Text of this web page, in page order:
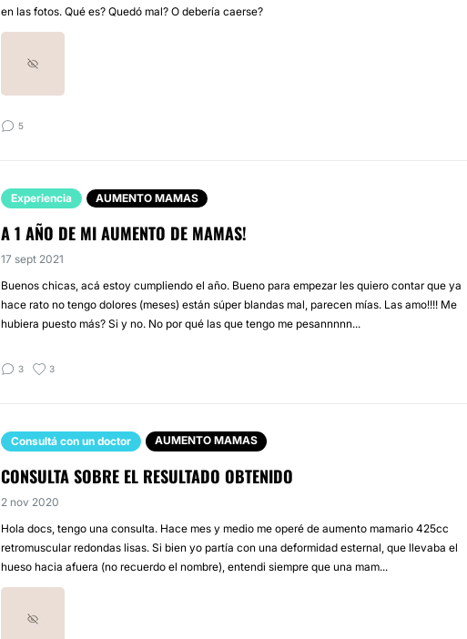
en las fotos. Qué es? Quedó mal? O debería caerse?
5
Experiencia AUMENTO MAMAS
A 1 AÑO DE MI AUMENTO DE MAMAS!
17 sept 2021
Buenos chicas, acá estoy cumpliendo el año. Bueno para empezar les quiero contar que ya
hace rato no tengo dolores (meses) están súper blandas mal, parecen mías. Las amo!!!! Me
hubiera puesto más? Si y no. No por qué las que tengo me pesannnnn...
3 3
Consultá con un doctor AUMENTO MAMAS
CONSULTA SOBRE EL RESULTADO OBTENIDO
2 nov 2020
Hola docs, tengo una consulta. Hace mes y medio me operé de aumento mamario 425cc
retromuscular redondas lisas. Si bien yo partía con una deformidad esternal, que llevaba el
hueso hacia afuera (no recuerdo el nombre), entendi siempre que una mam...